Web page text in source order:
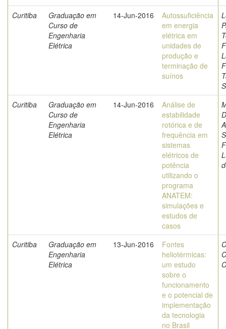
Curitiba
Graduação em
Curso de
Engenharia
Elétrica
14-Jun-2016
Autossuficiência
em energia
elétrica em
unidades de
produção e
terminação de
suínos
Curitiba
Graduação em
Curso de
Engenharia
Elétrica
14-Jun-2016
Análise de
estabilidade
rotórica e de
frequência em
sistemas
elétricos de
potência
utilizando o
programa
ANATEM:
simulações e
estudos de
casos
Curitiba
Graduação em
Engenharia
Elétrica
13-Jun-2016
Fontes
heliotérmicas:
um estudo
sobre o
funcionamento
e o potencial de
implementação
da tecnologia
no Brasil